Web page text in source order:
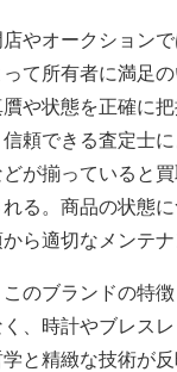
やオークション
て所有者に満足
や状態を正確に
頼できる査定士
が揃っていると
る。商品の状態
ら適切なメンテ
このブランドの特
、時計やブレス
と精緻な技術が